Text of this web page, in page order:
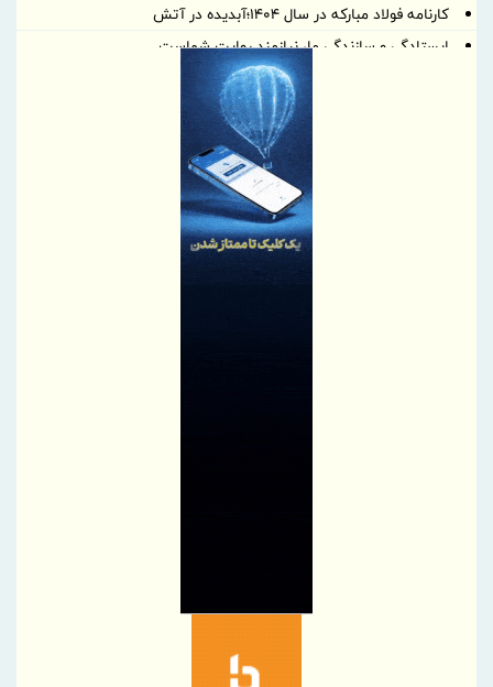
کارنامه فولاد مبارکه در سال ۱۴۰۴؛آبدیده در آتش
ایستادگی و سازندگی ما، نیازمند روایت شماست
تعامل با رسانه‌ها، پل ارتباطی شفافیت و اعتماد عمومی است
بانک صنعت و معدن؛ پیشران تأمین مالی صنایع راهبردی و توسعه
بازدید معاون حقوقی و وصول مطالبات بانک صنعت و معدن از طرح
موافقت صندوق توسعه ملی با پرداخت تسهیلات ارزی به صنایع آسیب
دیده از جنگ با عاملیت "بانک شهر
تولید نخستین شفت روتور ۲۰۰ مگاواتی ژنراتور در ایران توسط مجتمع
برپایی میز خدمت بانک سینا در نماز جمعه تهران